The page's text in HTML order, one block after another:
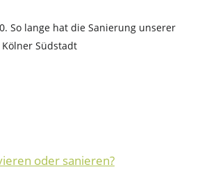
So lange hat die Sanierung unserer
Südstadt